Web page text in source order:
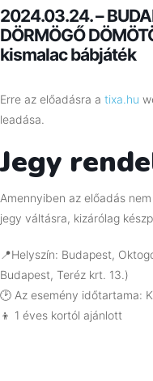
2024.03.24. –
DÖRMÖGŐ
kismalac bábjáték
Erre az előadásra a tixa.hu
leadása.
Jegy
Amennyiben az előadás
jegy váltásra, kizárólag
📍Helyszín: Budapest,
Budapest, Teréz krt. 13.)
🕑 Az esemény időtartama:
👦 1 éves kortól ajánlott